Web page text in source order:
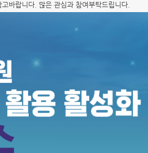
바랍니다. 많은 관심과 참여부탁드립니다.